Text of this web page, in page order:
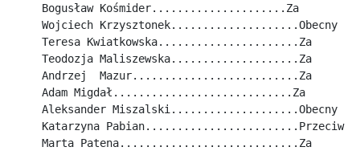
Bogusław Kośmider.....................Za
Wojciech Krzysztonek....................Obecny
Teresa Kwiatkowska......................Za
Teodozja Maliszewska....................Za
Andrzej  Mazur..........................Za
Adam Migdał............................Za
Aleksander Miszalski....................Obecny
Katarzyna Pabian........................Przeciw
Marta Patena............................Za